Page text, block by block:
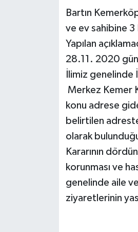
Bartın
ve ev sahibine
Yapılan
28.11. 2020
İlimiz genelinde
Merkez Kemer
konu adrese
belirtilen
olarak
Kararının
korunması ve
genelinde aile
ziyaretlerinin
Yerel Yönetimler